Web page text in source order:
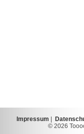
Impressum
© 2026